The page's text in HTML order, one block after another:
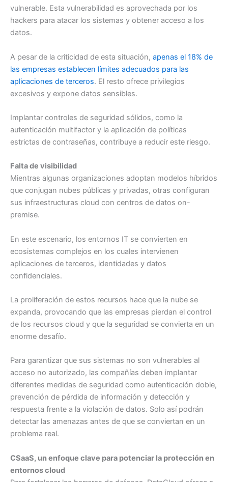
vulnerable. Esta vulnerabilidad es aprovechada por los
hackers para atacar los sistemas y obtener acceso a los
datos.
A pesar de la criticidad de esta situación, apenas el 18% de
las empresas establecen límites adecuados para las
aplicaciones de terceros. El resto ofrece privilegios
excesivos y expone datos sensibles.
Implantar controles de seguridad sólidos, como la
autenticación multifactor y la aplicación de políticas
estrictas de contraseñas, contribuye a reducir este riesgo.
Falta de visibilidad
Mientras algunas organizaciones adoptan modelos híbridos
que conjugan nubes públicas y privadas, otras configuran
sus infraestructuras cloud con centros de datos on-
premise.
En este escenario, los entornos IT se convierten en
ecosistemas complejos en los cuales intervienen
aplicaciones de terceros, identidades y datos
confidenciales.
La proliferación de estos recursos hace que la nube se
expanda, provocando que las empresas pierdan el control
de los recursos cloud y que la seguridad se convierta en un
enorme desafío.
Para garantizar que sus sistemas no son vulnerables al
acceso no autorizado, las compañías deben implantar
diferentes medidas de seguridad como autenticación doble,
prevención de pérdida de información y detección y
respuesta frente a la violación de datos. Solo así podrán
detectar las amenazas antes de que se conviertan en un
problema real.
CSaaS, un enfoque clave para potenciar la protección en
entornos cloud